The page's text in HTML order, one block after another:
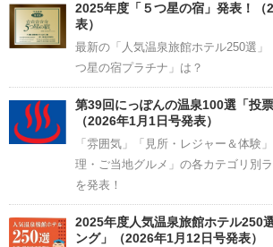
2025年度「５つ星の宿」発表！（
表）
最新の「人気温泉旅館ホテル250選」
つ星の宿プラチナ」は？
第39回にっぽんの温泉100選「投
（2026年1月1日号発表）
「雰囲気」「見所・レジャー＆体験
理・ご当地グルメ」の各カテゴリ別
を発表！
2025年度人気温泉旅館ホテル250
ング」（2026年1月12日号発表）